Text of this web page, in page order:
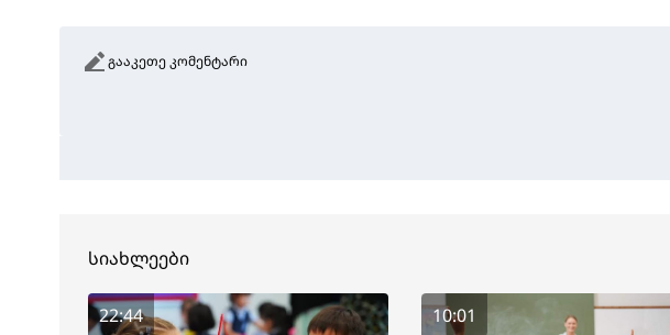
გააკეთე კომენტარი
სიახლეები
22:44 10:01